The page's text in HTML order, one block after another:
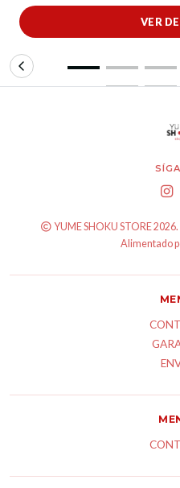
VER
YUME SHOKU STORE
Alimentado